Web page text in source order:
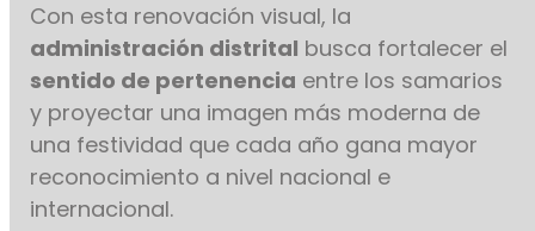
Con esta renovación visual, la
administración distrital busca fortalecer el
sentido de pertenencia entre los samarios
y proyectar una imagen más moderna de
una festividad que cada año gana mayor
reconocimiento a nivel nacional e
internacional.